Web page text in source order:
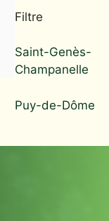
Filtre
Saint-Genès-
Champanelle
Puy-de-Dôme